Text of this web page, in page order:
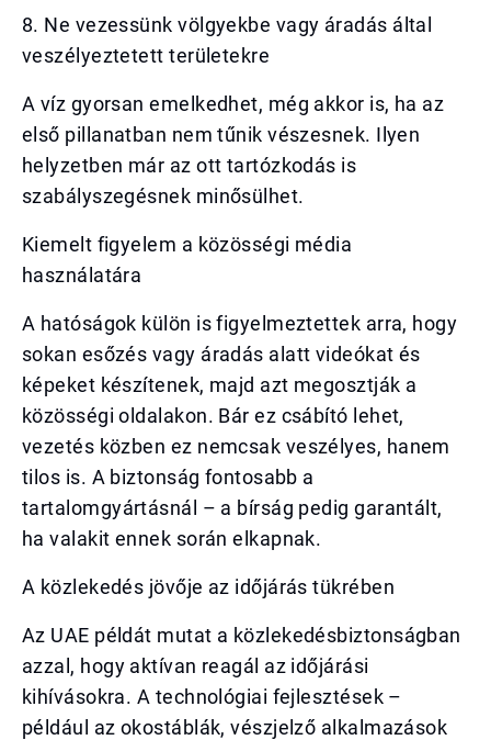
8. Ne vezessünk völgyekbe vagy áradás által
veszélyeztetett területekre
A víz gyorsan emelkedhet, még akkor is, ha az
első pillanatban nem tűnik vészesnek. Ilyen
helyzetben már az ott tartózkodás is
szabályszegésnek minősülhet.
Kiemelt figyelem a közösségi média
használatára
A hatóságok külön is figyelmeztettek arra, hogy
sokan esőzés vagy áradás alatt videókat és
képeket készítenek, majd azt megosztják a
közösségi oldalakon. Bár ez csábító lehet,
vezetés közben ez nemcsak veszélyes, hanem
tilos is. A biztonság fontosabb a
tartalomgyártásnál – a bírság pedig garantált,
ha valakit ennek során elkapnak.
A közlekedés jövője az időjárás tükrében
Az UAE példát mutat a közlekedésbiztonságban
azzal, hogy aktívan reagál az időjárási
kihívásokra. A technológiai fejlesztések –
például az okostáblák, vészjelző alkalmazások